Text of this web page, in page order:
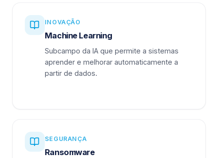
INOVAÇÃO
Machine Learning
Subcampo da IA que permite a sistemas
aprender e melhorar automaticamente a
partir de dados.
SEGURANÇA
Ransomware